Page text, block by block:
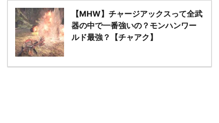
【MHW】チャージアックスって全武
器の中で一番強いの？モンハンワー
ルド最強？【チャアク】